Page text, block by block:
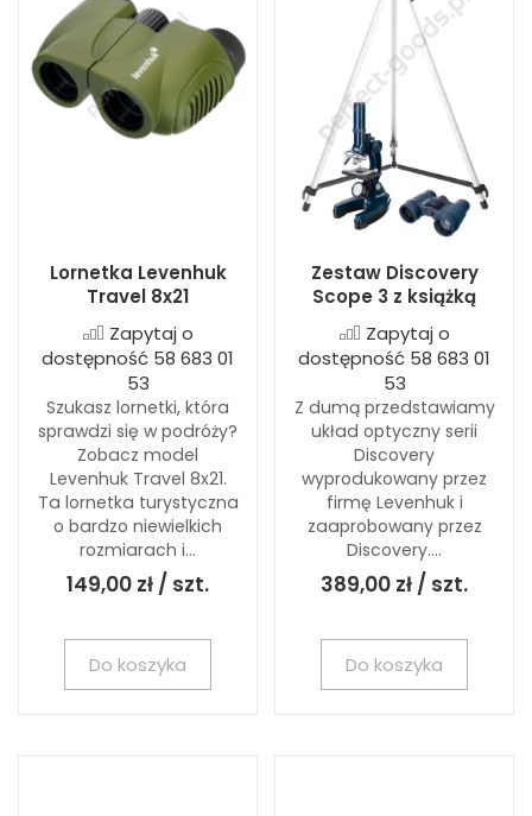
Lornetka Levenhuk
Travel 8x21
Zapytaj o
dostępność 58 683 01
53
Szukasz lornetki, która
sprawdzi się w podróży?
Zobacz model
Levenhuk Travel 8x21.
Ta lornetka turystyczna
o bardzo niewielkich
rozmiarach i...
149,00 zł / szt.
Do koszyka
Zestaw Discovery
Scope 3 z książką
Zapytaj o
dostępność 58 683 01
53
Z dumą przedstawiamy
układ optyczny serii
Discovery
wyprodukowany przez
firmę Levenhuk i
zaaprobowany przez
Discovery....
389,00 zł / szt.
Do koszyka